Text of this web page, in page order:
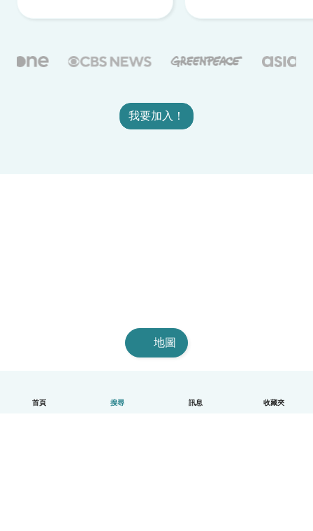
首頁 搜尋 訊息 收藏夾
我要加入！
地圖